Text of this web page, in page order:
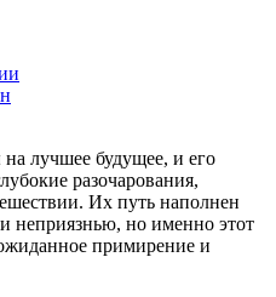
лучшее будущее, и его
разочарования,
Их путь наполнен
неприязнью, но именно этот
примирение и